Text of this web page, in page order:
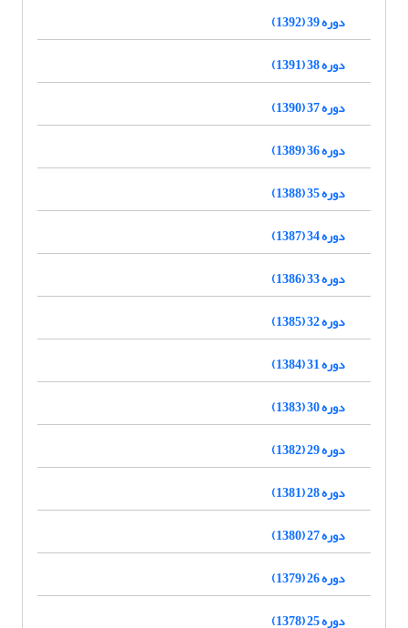
دوره 39 (1392)
دوره 38 (1391)
دوره 37 (1390)
دوره 36 (1389)
دوره 35 (1388)
دوره 34 (1387)
دوره 33 (1386)
دوره 32 (1385)
دوره 31 (1384)
دوره 30 (1383)
دوره 29 (1382)
دوره 28 (1381)
دوره 27 (1380)
دوره 26 (1379)
دوره 25 (1378)